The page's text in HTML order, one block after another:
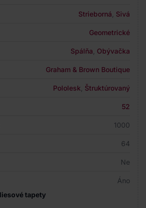
Strieborná Sivá
Geometrické
Spálňa Obývačka
Graham & Brown Boutique
Pololesk Štruktúrovaný
52
1000
64
Ne
Áno
tapety